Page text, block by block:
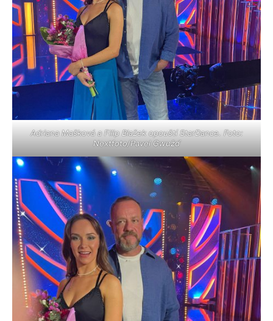
Adriana Mašková a Filip Blažek opouští StarDance. Foto:
Nextfoto/Pavel Gwužď